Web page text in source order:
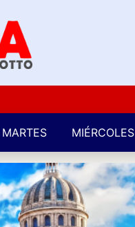
MARTES MIÉRCOLES